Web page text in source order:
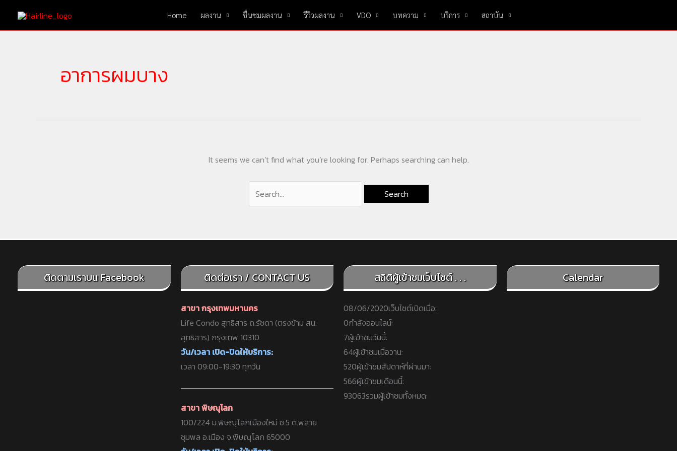
Home ผลงาน ชื่นชมผลงาน รีวิวผลงาน VDO บทความ บริการ สถาบัน
อาการผมบาง
It seems we can’t find what you’re looking for. Perhaps searching can help.
for:
ติดตามเราบน Facebook ติดต่อเรา / CONTACT US
สาขา กรุงเทพมหานคร
Life Condo สุทธิสาร ถ.รัชดา (ตรงข้าม สน.
สุทธิสาร) กรุงเทพ 10310
วัน/เวลา เปิด-ปิดให้บริการ:
เวลา 09:00-19:30 ทุกวัน
สาขา พิษณุโลก
100/224 ม.พิษณุโลกเมืองใหม่ ซ.5 ต.พลาย
ชุมพล อ.เมือง จ.พิษณุโลก 65000
สถิติผู้เข้าชมเว็บไซต์ . . .
08/06/2020เว็บไซต์เปิดเมื่อ:
0กำลังออนไลน์:
7ผู้เข้าชมวันนี้:
64ผู้เข้าชมเมื่อวาน:
520ผู้เข้าชมสัปดาห์ที่ผ่านมา:
566ผู้เข้าชมเดือนนี้:
93063รวมผู้เข้าชมทั้งหมด:
Calendar